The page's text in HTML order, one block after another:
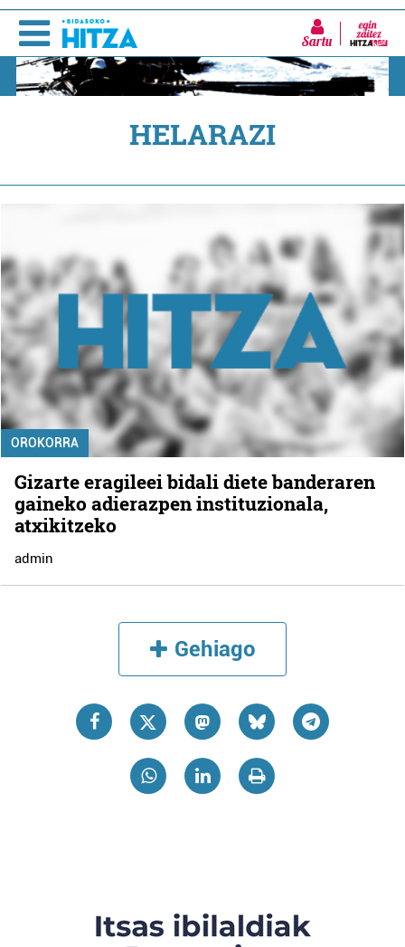
Sartu
HELARAZI
OROKORRA
Gizarte eragileei bidali diete banderaren
gaineko adierazpen instituzionala,
atxikitzeko
admin
Gehiago